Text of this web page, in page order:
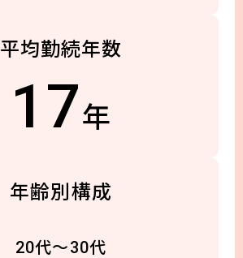
平均勤続年数
17年
年齢別構成
20代～30代